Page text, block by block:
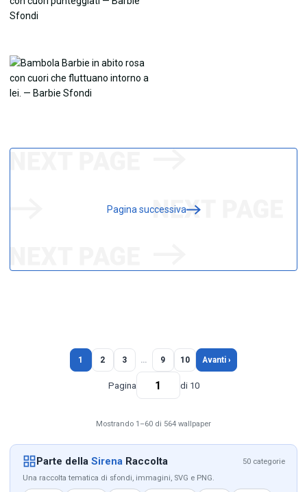
Pagina successiva
1 2 3 … 9 10 Avanti ›
Pagina di 10
Mostrando 1–60 di 564 wallpaper
Parte della SirenaRaccolta
50 categorie
Una raccolta tematica di sfondi, immagini, SVG e PNG.